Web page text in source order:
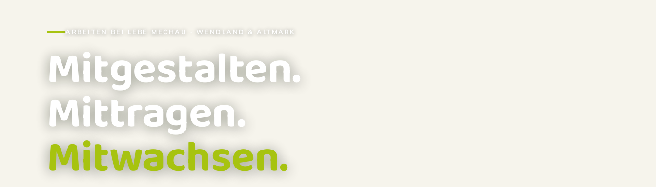
ARBEITEN BEI LEBE MECHAU · WENDLAND & ALTMARK
Mitgestalten.
Mittragen.
Mitwachsen.